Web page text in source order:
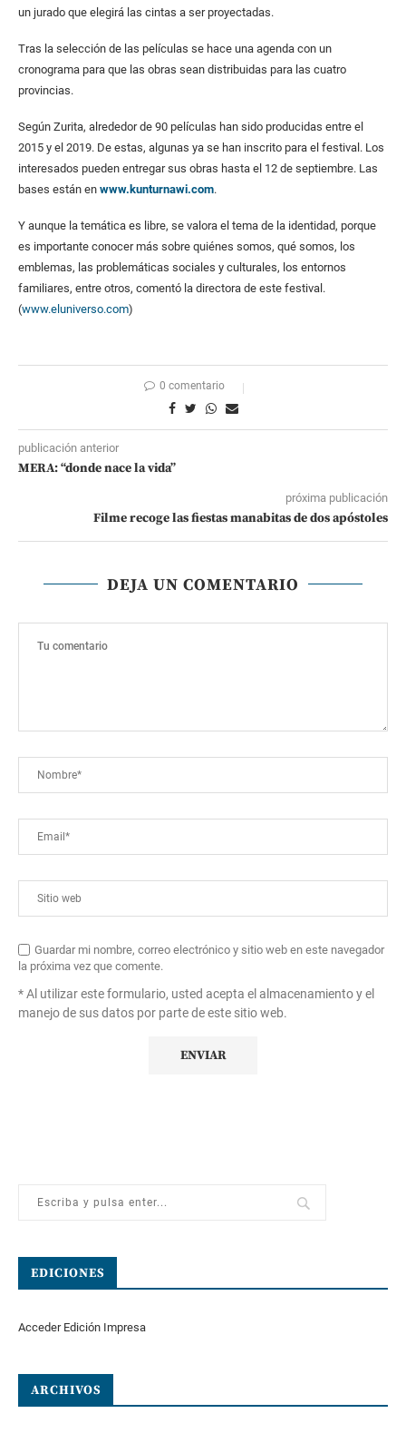
un jurado que elegirá las cintas a ser proyectadas.
Tras la selección de las películas se hace una agenda con un
cronograma para que las obras sean distribuidas para las cuatro
provincias.
Según Zurita, alrededor de 90 películas han sido producidas entre el
2015 y el 2019. De estas, algunas ya se han inscrito para el festival. Los
interesados pueden entregar sus obras hasta el 12 de septiembre. Las
bases están en www.kunturnawi.com.
Y aunque la temática es libre, se valora el tema de la identidad, porque
es importante conocer más sobre quiénes somos, qué somos, los
emblemas, las problemáticas sociales y culturales, los entornos
familiares, entre otros, comentó la directora de este festival.
(www.eluniverso.com)
0 comentario
publicación anterior
MERA: “donde nace la vida”
próxima publicación
Filme recoge las fiestas manabitas de dos apóstoles
DEJA UN COMENTARIO
Guardar mi nombre, correo electrónico y sitio web en este navegador
la próxima vez que comente.
* Al utilizar este formulario, usted acepta el almacenamiento y el
manejo de sus datos por parte de este sitio web.
EDICIONES
Acceder Edición Impresa
ARCHIVOS